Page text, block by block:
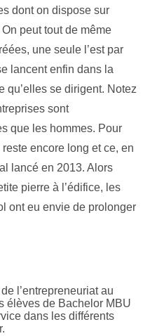
dont on dispose sur
peut tout de même
une seule l’est par
lancent enfin dans la
qu’elles se dirigent. Notez
sont
que les hommes. Pour
encore long et ce, en
lancé en 2013. Alors
pierre à l’édifice, les
ont eu envie de prolonger
l’entrepreneuriat au
élèves de Bachelor MBU
dans les différents